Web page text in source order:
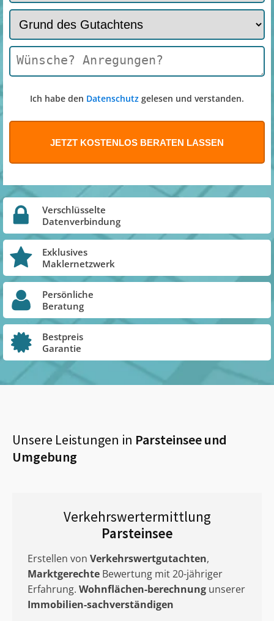
Ich habe den Datenschutz gelesen und verstanden.
Verschlüsselte
Datenverbindung
Exklusives
Maklernetzwerk
Persönliche
Beratung
Bestpreis
Garantie
Unsere Leistungen in Parsteinseeund
Umgebung
Verkehrswertermittlung
Parsteinsee
Erstellen von Verkehrswertgutachten,
Marktgerechte Bewertung mit 20-jähriger
Erfahrung. Wohnflächen-berechnung unserer
Immobilien-sachverständigen